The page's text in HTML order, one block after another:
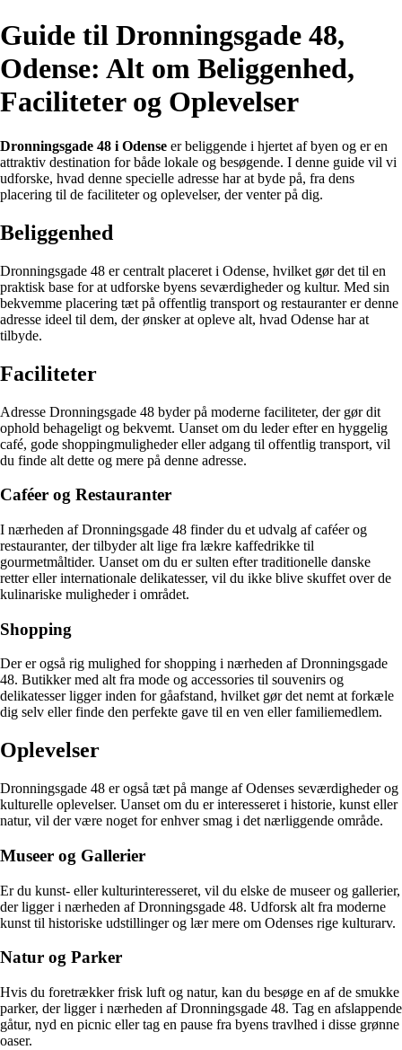
Guide til Dronningsgade 48,
Odense: Alt om Beliggenhed,
Faciliteter og Oplevelser
Dronningsgade 48 i Odense er beliggende i hjertet af byen og er en
attraktiv destination for både lokale og besøgende. I denne guide vil vi
udforske, hvad denne specielle adresse har at byde på, fra dens
placering til de faciliteter og oplevelser, der venter på dig.
Beliggenhed
Dronningsgade 48 er centralt placeret i Odense, hvilket gør det til en
praktisk base for at udforske byens seværdigheder og kultur. Med sin
bekvemme placering tæt på offentlig transport og restauranter er denne
adresse ideel til dem, der ønsker at opleve alt, hvad Odense har at
tilbyde.
Faciliteter
Adresse Dronningsgade 48 byder på moderne faciliteter, der gør dit
ophold behageligt og bekvemt. Uanset om du leder efter en hyggelig
café, gode shoppingmuligheder eller adgang til offentlig transport, vil
du finde alt dette og mere på denne adresse.
Caféer og Restauranter
I nærheden af Dronningsgade 48 finder du et udvalg af caféer og
restauranter, der tilbyder alt lige fra lækre kaffedrikke til
gourmetmåltider. Uanset om du er sulten efter traditionelle danske
retter eller internationale delikatesser, vil du ikke blive skuffet over de
kulinariske muligheder i området.
Shopping
Der er også rig mulighed for shopping i nærheden af Dronningsgade
48. Butikker med alt fra mode og accessories til souvenirs og
delikatesser ligger inden for gåafstand, hvilket gør det nemt at forkæle
dig selv eller finde den perfekte gave til en ven eller familiemedlem.
Oplevelser
Dronningsgade 48 er også tæt på mange af Odenses seværdigheder og
kulturelle oplevelser. Uanset om du er interesseret i historie, kunst eller
natur, vil der være noget for enhver smag i det nærliggende område.
Museer og Gallerier
Er du kunst- eller kulturinteresseret, vil du elske de museer og gallerier,
der ligger i nærheden af Dronningsgade 48. Udforsk alt fra moderne
kunst til historiske udstillinger og lær mere om Odenses rige kulturarv.
Natur og Parker
Hvis du foretrækker frisk luft og natur, kan du besøge en af de smukke
parker, der ligger i nærheden af Dronningsgade 48. Tag en afslappende
gåtur, nyd en picnic eller tag en pause fra byens travlhed i disse grønne
oaser.